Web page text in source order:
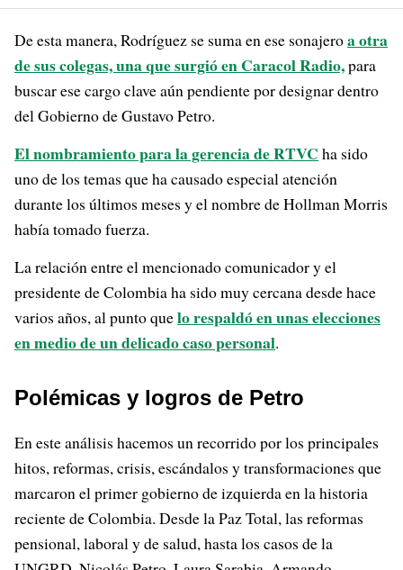
De esta manera, Rodríguez se suma en ese sonajeroa otra
de sus colegas, una que surgió en Caracol Radio,para
buscar ese cargo clave aún pendiente por designar dentro
del Gobierno de Gustavo Petro.
El nombramiento para la gerencia de RTVC ha sido
uno de los temas que ha causado especial atención
durante los últimos meses y el nombre de Hollman Morris
había tomado fuerza.
La relación entre el mencionado comunicador y el
presidente de Colombia ha sido muy cercana desde hace
varios años, al punto quelo respaldó en unas elecciones
en medio de un delicado caso personal.
Polémicas y logros de Petro
En este análisis hacemos un recorrido por los principales
hitos, reformas, crisis, escándalos y transformaciones que
marcaron el primer gobierno de izquierda en la historia
reciente de Colombia. Desde la Paz Total, las reformas
pensional, laboral y de salud, hasta los casos de la